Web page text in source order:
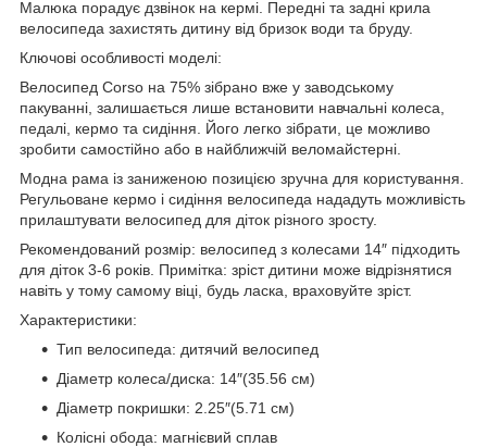
Малюка порадує дзвінок на кермі. Передні та задні крила
велосипеда захистять дитину від бризок води та бруду.
Ключові особливості моделі:
Велосипед Corso на 75% зібрано вже у заводському
пакуванні, залишається лише встановити навчальні колеса,
педалі, кермо та сидіння. Його легко зібрати, це можливо
зробити самостійно або в найближчій веломайстерні.
Модна рама із заниженою позицією зручна для користування.
Регульоване кермо і сидіння велосипеда нададуть можливість
прилаштувати велосипед для діток різного зросту.
Рекомендований розмір: велосипед з колесами 14″ підходить
для діток 3-6 років. Примітка: зріст дитини може відрізнятися
навіть у тому самому віці, будь ласка, враховуйте зріст.
Характеристики:
Тип велосипеда: дитячий велосипед
Діаметр колеса/диска: 14″(35.56 см)
Діаметр покришки: 2.25″(5.71 см)
Колісні обода: магнієвий сплав